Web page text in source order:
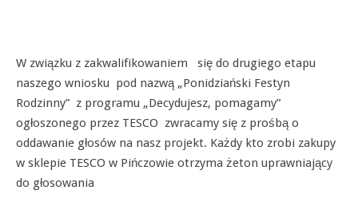
W związku z zakwalifikowaniem się do drugiego etapu
naszego wniosku pod nazwą „Ponidziański Festyn
Rodzinny” z programu „Decydujesz, pomagamy”
ogłoszonego przez TESCO zwracamy się z prośbą o
oddawanie głosów na nasz projekt. Każdy kto zrobi zakupy
w sklepie TESCO w Pińczowie otrzyma żeton uprawniający
do głosowania